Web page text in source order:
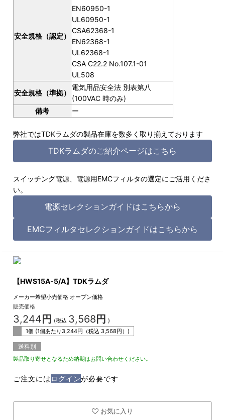
安全規格（認定）
EN60950-1
UL60950-1
CSA62368-1
EN62368-1
UL62368-1
CSA C22.2 No.107.1-01
UL508
安全規格（準拠）
電気用品安全法 別表第八
(100VAC 時のみ)
備考
ー
弊社ではTDKラムダの製品在庫を数多く取り揃えております
TDKラムダのご紹介ページはこちら
スイッチング電源、電源用EMCフィルタの選定にご活用くださ
い。
電源セレクションガイドはこちらから
EMCフィルタセレクションガイドはこちらから
【HWS15A-5/A】TDKラムダ
メーカー希望小売価格 オープン価格
販売価格
3,244 円 (税込 3,568 円 )
1個 (1個あたり 3,244円（税込 3,568円）)
送料別
製品取り寄せとなるため納期はお問い合わせください。
ご注文には ログインが必要です
お気に入り